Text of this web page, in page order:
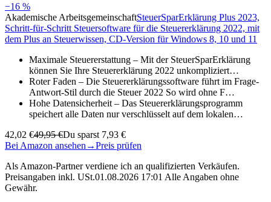
−16 %
Akademische ArbeitsgemeinschaftSteuerSparErklärung Plus 2023,
Schritt-für-Schritt Steuersoftware für die Steuererklärung 2022, mit
dem Plus an Steuerwissen, CD-Version für Windows 8, 10 und 11
Maximale Steuererstattung – Mit der SteuerSparErklärung
können Sie Ihre Steuererklärung 2022 unkompliziert…
Roter Faden – Die Steuererklärungssoftware führt im Frage-
Antwort-Stil durch die Steuer 2022 So wird ohne F…
Hohe Datensicherheit – Das Steuererklärungsprogramm
speichert alle Daten nur verschlüsselt auf dem lokalen…
42,02 €49,95 €Du sparst 7,93 €
Bei Amazon ansehen →Preis prüfen
Als Amazon-Partner verdiene ich an qualifizierten Verkäufen.
Preisangaben inkl. USt.01.08.2026 17:01 Alle Angaben ohne
Gewähr.